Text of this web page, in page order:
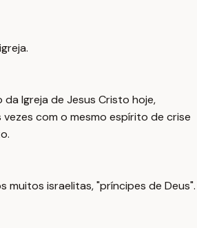
Igreja de Jesus Cristo hoje,
com o mesmo espírito de crise
muitos israelitas, "príncipes de Deus".